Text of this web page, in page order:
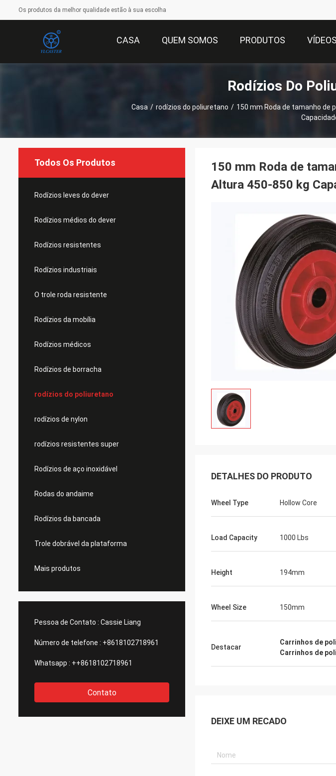
Os produtos da melhor qualidade estão à sua escolha
CASA QUEM SOMOS PRODUTOS VÍDEOS
Rodízios Do
Casa / rodízios do poliuretano / 150 mm Roda de tamanho de
Todos Os Produtos
Rodízios leves do dever
Rodízios médios do dever
Rodízios resistentes
Rodízios industriais
O trole roda resistente
Rodízios da mobília
Rodízios médicos
Rodízios de borracha
rodízios do poliuretano
rodízios de nylon
rodízios resistentes super
Rodízios de aço inoxidável
Rodas do andaime
Rodízios da bancada
Trole dobrável da plataforma
Mais produtos
Pessoa de Contato : Cassie Liang
Número de telefone : +8618102718961
Whatsapp : ++8618102718961
Contato
150 mm Roda de
Altura 450-850 kg
DETALHES DO PRODUTO
Wheel Type Hollow Core
Load Capacity 1000 Lbs
Height 194mm
Wheel Size 150mm
Destacar
Carrinhos de
Carrinhos de
DEIXE UM RECADO